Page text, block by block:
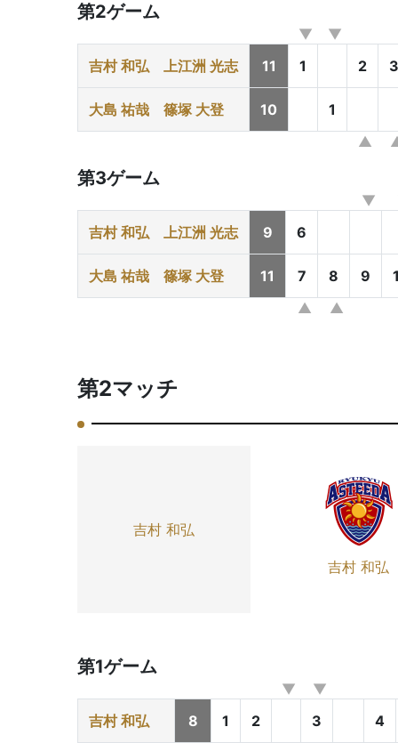
第2ゲーム
吉村 和弘 上江洲 光志 11 1 2 3
大島 祐哉 篠塚 大登 10 1
第3ゲーム
吉村 和弘 上江洲 光志 9 6
大島 祐哉 篠塚 大登 11 7 8 9
第2マッチ
吉村 和弘
吉村 和弘
第1ゲーム
吉村 和弘 8 1 2 3 4